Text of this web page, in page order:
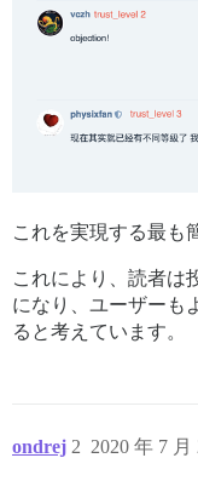
これを実現する最も
これにより、読者は
になり、ユーザーも
ると考えています。
ondrej 2020 年 7
2